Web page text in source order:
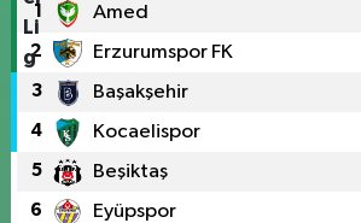
1 Amed
2 Erzurumspor FK
3 Başakşehir
4 Kocaelispor
5 Beşiktaş
6 Eyüpspor